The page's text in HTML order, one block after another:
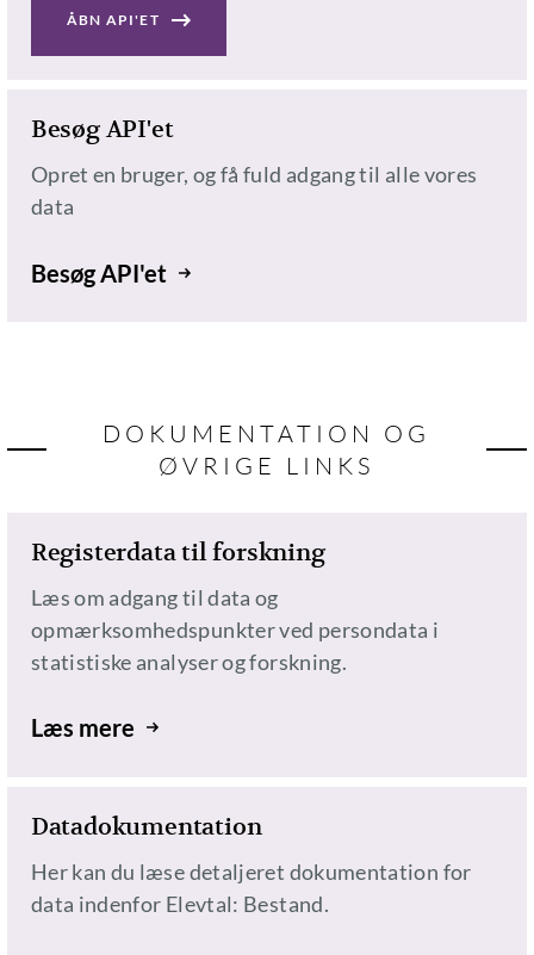
ÅBN API'ET
Besøg API'et
Opret en bruger, og få fuld adgang til alle vores
data
Besøg API'et
DOKUMENTATION OG
ØVRIGE LINKS
Registerdata til forskning
Læs om adgang til data og
opmærksomhedspunkter ved persondata i
statistiske analyser og forskning.
Læs mere
Datadokumentation
Her kan du læse detaljeret dokumentation for
data indenfor Elevtal: Bestand.